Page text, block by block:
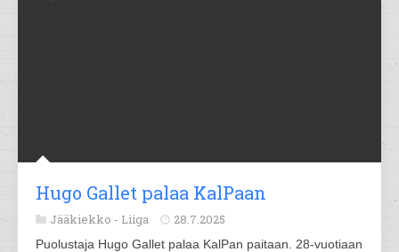
Hugo Gallet palaa KalPaan
Jääkiekko - Liiga 28.7.2025
Puolustaja Hugo Gallet palaa KalPan paitaan. 28-vuotiaan